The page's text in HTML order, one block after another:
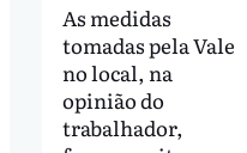
As medidas
tomadas pela Vale
no local, na
opinião do
trabalhador,